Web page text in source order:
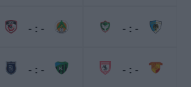
- : -
- : -
- : -
- : -